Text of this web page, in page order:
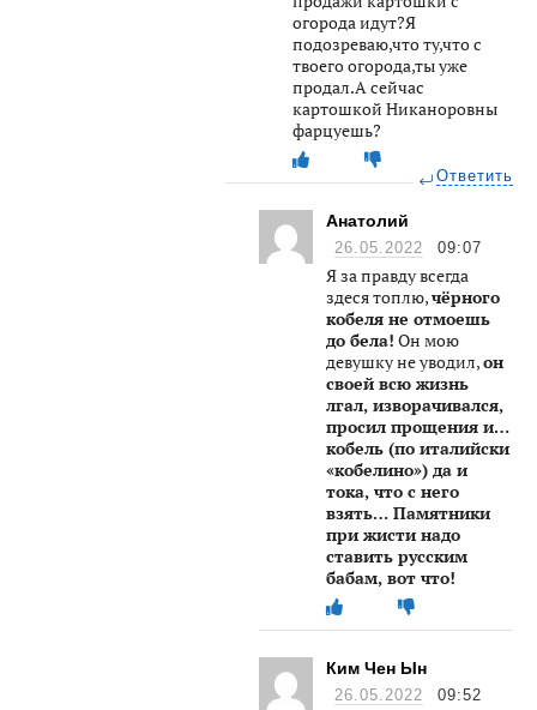
огорода идут?Я
подозреваю,что ту,что с
твоего огорода,ты уже
продал.А сейчас
картошкой Никаноровны
фарцуешь?
Ответить
Анатолий
26.05.2022 09:07
Я за правду всегда
здеся топлю,чёрного
кобеля не отмоешь
до бела! Он мою
девушку не уводил,он
своей всю жизнь
лгал, изворачивался,
просил прощения и…
кобель (по италийски
«кобелино») да и
тока, что с него
взять… Памятники
при жисти надо
ставить русским
бабам, вот что!
Ким Чен Ын
26.05.2022 09:52